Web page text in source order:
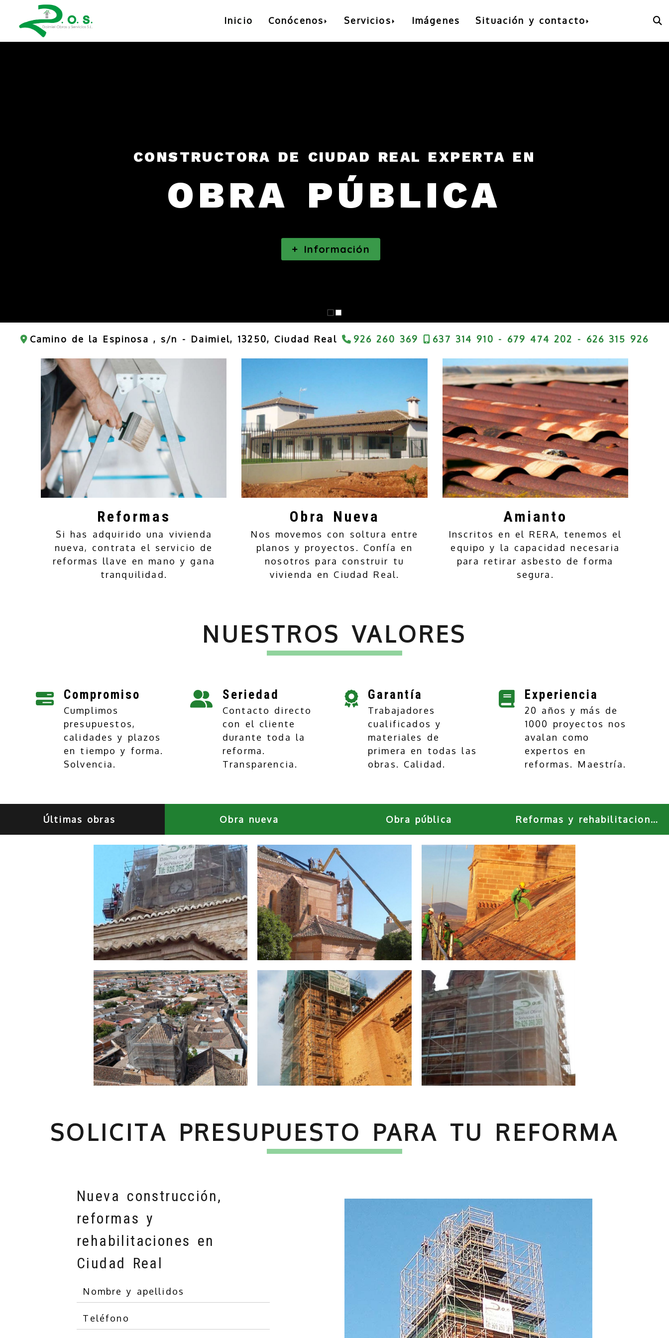
Inicio Conócenos Servicios Imágenes Situación y contacto
CONSTRUCTORA DE CIUDAD REAL EXPERTA EN
OBRA PÚBLICA
+ Información
Camino de la Espinosa , s/n - Daimiel, 13250, Ciudad Real 926 260 369 637 314 910 - 679 474 202 - 626 315 926
Reformas
Si has adquirido una vivienda
nueva, contrata el servicio de
reformas llave en mano y gana
tranquilidad.
Obra Nueva
Nos movemos con soltura entre
planos y proyectos. Confía en
nosotros para construir tu
vivienda en Ciudad Real.
Amianto
Inscritos en el RERA, tenemos el
equipo y la capacidad necesaria
para retirar asbesto de forma
segura.
Obras, reformas y retirada de amianto en Ciudad Real
NUESTROS VALORES
Compromiso
Cumplimos
presupuestos,
calidades y plazos
en tiempo y forma.
Solvencia.
Seriedad
Contacto directo
con el cliente
durante toda la
reforma.
Transparencia.
Garantía
Trabajadores
cualificados y
materiales de
primera en todas las
obras. Calidad.
Experiencia
20 años y más de
1000 proyectos nos
avalan como
expertos en
reformas. Maestría.
Últimas obras Obra nueva Obra pública Reformas y rehabilitaciones
SOLICITA PRESUPUESTO PARA TU REFORMA
Nueva construcción,
reformas y
rehabilitaciones en
Ciudad Real